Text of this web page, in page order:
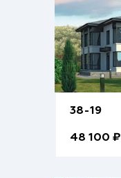
38-19
48 100 ₽